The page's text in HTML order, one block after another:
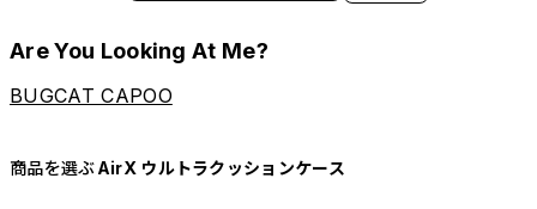
Are You Looking At Me?
BUGCAT CAPOO
商品を選ぶAirX ウルトラクッションケース